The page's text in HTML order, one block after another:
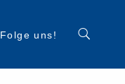
Folge uns!